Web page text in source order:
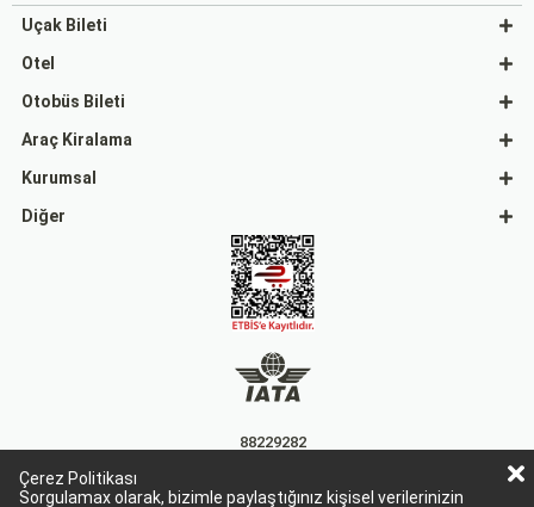
Çerez Politikası
Sorgulamax olarak, bizimle paylaştığınız kişisel verilerinizin
Uçak Bileti
Otel
Otobüs Bileti
Araç Kiralama
Kurumsal
Diğer
88229282
15863